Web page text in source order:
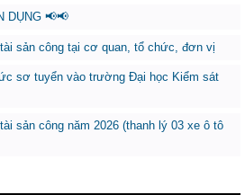
DỤNG 📢📢
sản công tại cơ quan, tổ chức, đơn vị
sơ tuyển vào trường Đại học Kiểm sát
sản công năm 2026 (thanh lý 03 xe ô tô